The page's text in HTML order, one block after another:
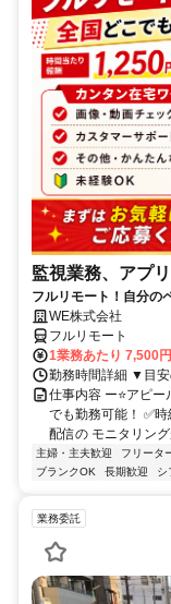
監視業務、アプ
フルリモート！自分の
WE株式会社
フルリモート
1業務あたり 7,500
勤務時間詳細 ▼目
仕事内容 ー⭐️アピ
でも勤務可能！ ✅
配信の モニタリン
主婦・主夫歓迎 フリータ
ブランクOK
長期歓迎 シ
業務委託